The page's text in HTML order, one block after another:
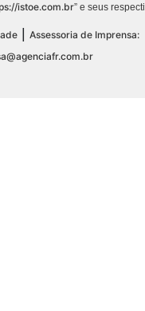
istoe.com.br” e seus
Assessoria de Imprensa: